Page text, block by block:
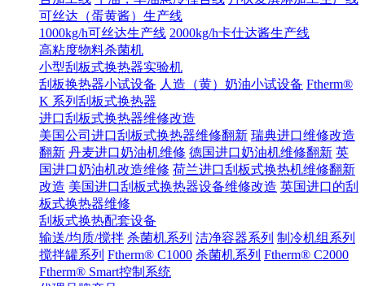
可丝达（蛋黄酱）生产线
1000kg/h可丝达生产线 2000kg/h卡仕达酱生产线
高粘度物料杀菌机
小型刮板式换热器实验机
刮板换热器小试设备 人造（黄）奶油小试设备 Ftherm®
K 系列刮板式换热器
进口刮板式换热器维修改造
美国公司进口刮板式换热器维修翻新 瑞典进口维修改造
翻新 丹麦进口奶油机维修 德国进口奶油机维修翻新 英
国进口奶油机改造维修 荷兰进口刮板式换热机维修翻新
改造 美国进口刮板式换热器设备维修改造 英国进口的刮
板式换热器维修
刮板式换热配套设备
输送/均质/搅拌 杀菌机系列 洁净容器系列 制冷机组系列
搅拌罐系列 Ftherm® C1000 杀菌机系列 Ftherm® C2000
Ftherm® Smart控制系统